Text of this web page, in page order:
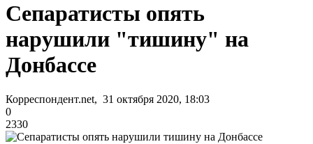
Сепаратисты опять
нарушили "тишину" на
Донбассе
Корреспондент.net, 31 октября 2020, 18:03
0
2330